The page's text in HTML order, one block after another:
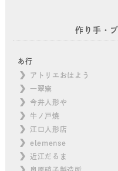
作り手・
あ行
アトリエおはよう
一翠窯
今井人形や
牛ノ戸焼
江口人形店
elemense
近江だるま